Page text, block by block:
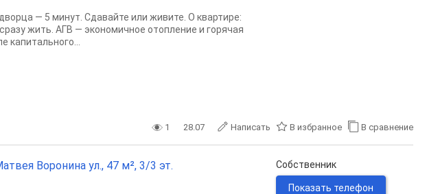
— 5 минут. Сдавайте или живите. О квартире:
жить. АГВ — экономичное отопление и горячая
1 28.07 Написать В избранное В сравнение
Воронина ул., 47 м², 3/3 эт. Собственник
Показать телефон